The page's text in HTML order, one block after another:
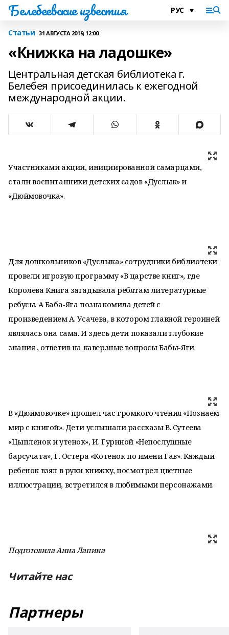
Белебеевские известия
Статьи 31 АВГУСТА 2019, 12:00
«Книжка на ладошке»
Центральная детская библиотека г.
Белебея присоединилась к ежегодной
международной акции.
Участниками акции, инициированной самарцами,
стали воспитанники детских садов «Дуслык» и
«Дюймовочка».
Для дошкольников «Дуслыка» сотрудники библиотеки
провели игровую программу «В царстве книг», где
Королева Книга загадывала ребятам литературные
ребусы. А Баба-Яга познакомила детей с
произведением А. Усачева, в котором главной героиней
являлась она сама. И здесь дети показали глубокие
знания , ответив на каверзные вопросы Бабы-Яги.
В «Дюймовочке» прошел час громкого чтения «Познаем
мир с книгой». Дети услышали рассказы В. Сутеева
«Цыпленок и утенок», И. Гуриной «Непослушные
барсучата», Г. Остера «Котенок по имени Гав». Каждый
ребенок взял в руки книжку, посмотрел цветные
иллюстрации, встретился в любимыми персонажами.
Подготовила Анна Лапина
Читайте нас
Партнеры